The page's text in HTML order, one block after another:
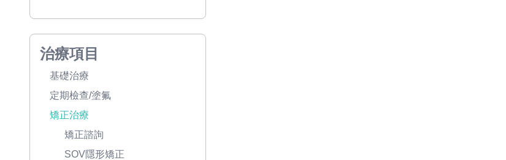
治療項目
基礎治療
定期檢查/塗氟
矯正治療
矯正諮詢
SOV隱形矯正